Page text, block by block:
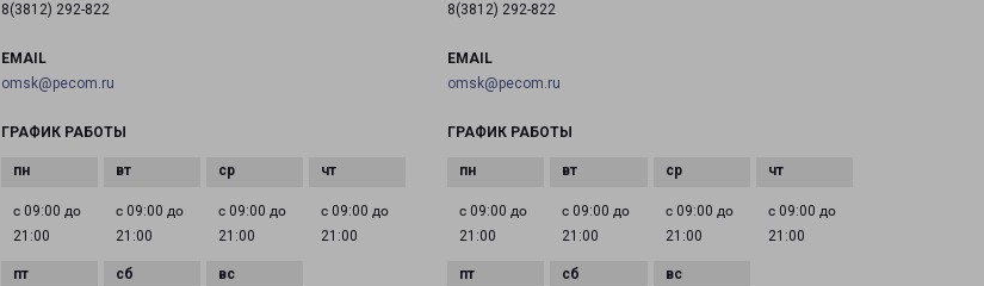
8(3812) 292-822
EMAIL
omsk@pecom.ru
ГРАФИК РАБОТЫ
с 09:00 до
21:00
с 09:00 до
21:00
с 09:00 до
21:00
с 09:00 до
21:00
8(3812) 292-822
EMAIL
omsk@pecom.ru
ГРАФИК РАБОТЫ
с 09:00 до
21:00
с 09:00 до
21:00
с 09:00 до
21:00
с 09:00 до
21:00